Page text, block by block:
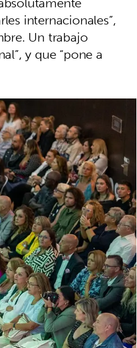
internacionales”,
Un trabajo
y que “pone a